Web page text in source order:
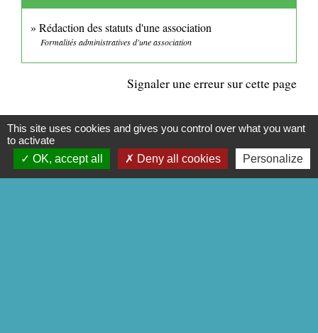
Rédaction des statuts d'une association
Formalités administratives d'une association
Signaler une erreur sur cette page
CONTACTS
This site uses cookies and gives you control over what you want
to activate
OK, accept all
Deny all cookies Personalize